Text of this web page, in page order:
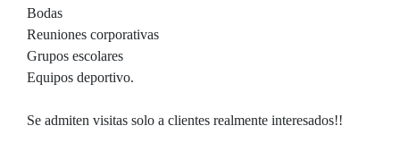
Bodas
Reuniones corporativas
Grupos escolares
Equipos deportivo.
Se admiten visitas solo a clientes realmente interesados!!